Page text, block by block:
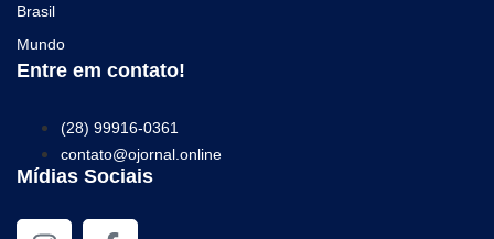
Brasil
Mundo
Entre em contato!
(28) 99916-0361
contato@ojornal.online
Mídias Sociais